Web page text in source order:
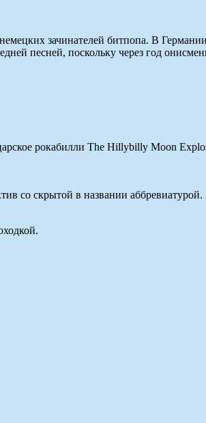
зачинателей битпопа. В
песней, поскольку через год
рокабилли The Hillybilly Moon
со скрытой в названии аббревиатурой.